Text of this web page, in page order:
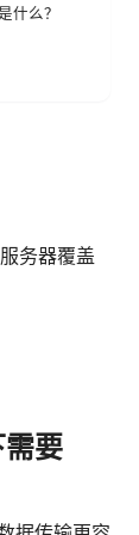
什么？
务器覆盖
要